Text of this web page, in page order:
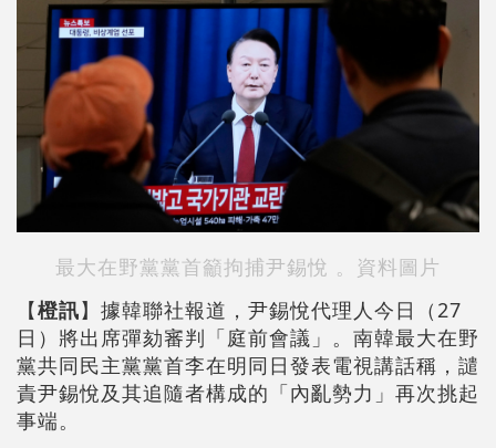
最大在野黨黨首籲拘捕尹錫悅 。資料圖片
【橙訊】據韓聯社報道，尹錫悅代理人今日（27
日）將出席彈劾審判「庭前會議」。南韓最大在野
黨共同民主黨黨首李在明同日發表電視講話稱，譴
責尹錫悅及其追隨者構成的「內亂勢力」再次挑起
事端。